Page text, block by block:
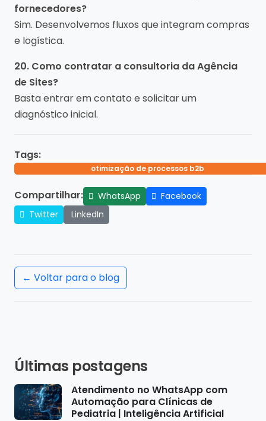
fornecedores?
Sim. Desenvolvemos fluxos que integram compras
e logística.
20. Como contratar a consultoria da Agência
de Sites?
Basta entrar em contato e solicitar um
diagnóstico inicial.
Tags:
automação empresarial
consultoria em ia
automação para indústrias
consultoria em automação de processos
inteligência artificial aplicada
otimização de processos b2b
Compartilhar: WhatsApp
Facebook
Twitter
LinkedIn
← Voltar para o blog
Últimas postagens
Atendimento no WhatsApp com
Automação para Clínicas de
Pediatria | Inteligência Artificial